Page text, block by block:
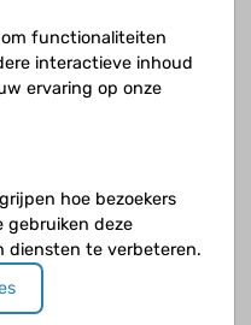
in Nederland?
functionaliteiten
interactieve inhoud
ervaring op onze
hoe bezoekers
gebruiken deze
diensten te verbeteren.